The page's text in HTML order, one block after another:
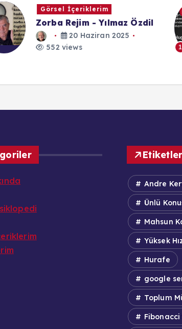
Caps
Özgüven - Victor Hugo
13 Mart 2023
Etiketler
Andre
Ünlü
Mahsun
Yüksek
Hurafe
google
Toplum